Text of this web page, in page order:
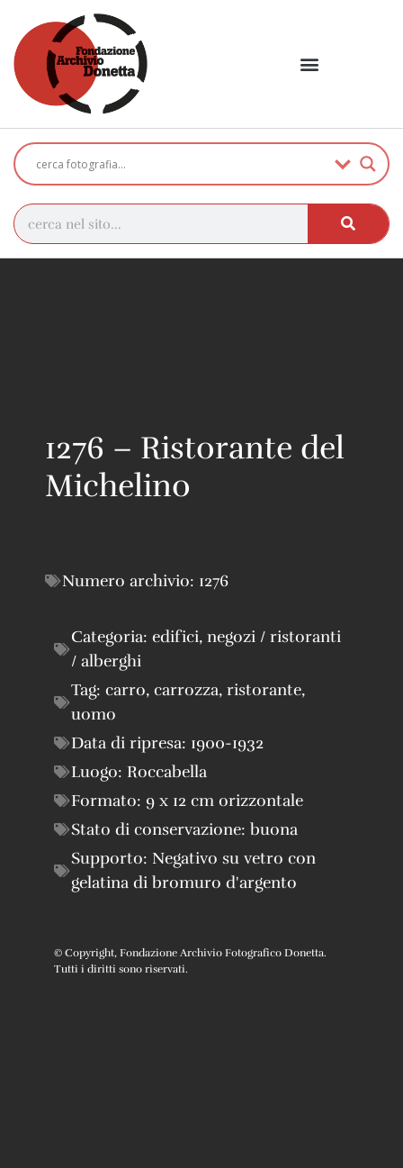
1276 – Ristorante del
Michelino
Numero archivio: 1276
Categoria: edifici, negozi / ristoranti
/ alberghi
Tag: carro, carrozza, ristorante,
uomo
Data di ripresa: 1900-1932
Luogo: Roccabella
Formato: 9 x 12 cm orizzontale
Stato di conservazione: buona
Supporto: Negativo su vetro con
gelatina di bromuro d'argento
© Copyright, Fondazione Archivio Fotografico Donetta.
Tutti i diritti sono riservati.